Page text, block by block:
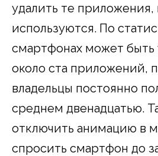
удалить те приложения,
используются. По
смартфонах может быть
около ста приложений,
владельцы постоянно
среднем двенадцатью.
отключить анимацию в
спросить смартфон до